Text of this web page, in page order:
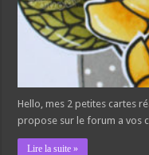
Hello, mes 2 petites cartes
propose sur le forum a vos
Lire la suite »